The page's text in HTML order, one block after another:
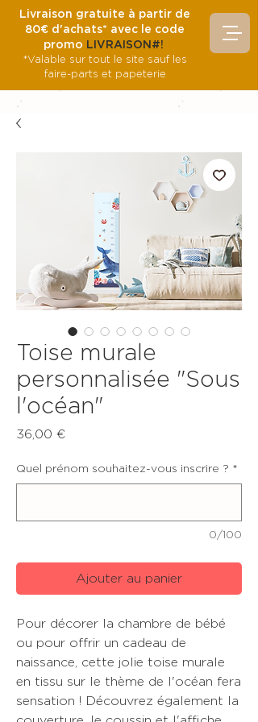
Livraison gratuite à partir de
80€ d'achats* avec le code
promo LIVRAISON#!
*Valable sur tout le site sauf les
faire-parts et papeterie
Toise murale
personnalisée "Sous
l'océan"
36,00 €Prix
Quel prénom souhaitez-vous inscrire ? *
0/100
Ajouter au panier
Pour décorer la chambre de bébé
ou pour offrir un cadeau de
naissance, cette jolie toise murale
en tissu sur le thème de l'océan fera
sensation ! Découvrez également la